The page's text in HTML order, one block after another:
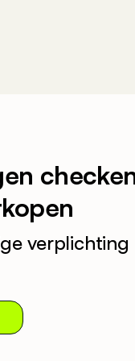
verplichting